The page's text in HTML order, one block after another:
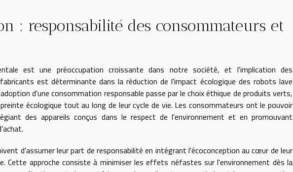
: responsabilité des consommateurs et
est une préoccupation croissante dans notre société, et l'implication des
est déterminante dans la réduction de l'impact écologique des robots lave
d'une consommation responsable passe par le choix éthique de produits verts,
écologique tout au long de leur cycle de vie. Les consommateurs ont le pouvoir
des appareils conçus dans le respect de l'environnement et en promouvant
d'assumer leur part de responsabilité en intégrant l'écoconception au cœur de leur
Cette approche consiste à minimiser les effets néfastes sur l'environnement dès la